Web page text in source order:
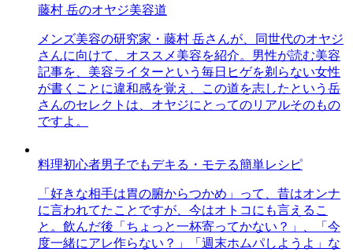
藤村 岳のオヤジ美容道
メンズ美容の研究家・藤村 岳さんが、同世代のオヤジ
さんに向けて、オススメ美容を紹介。男性が読む美容
記事を、美容ライターという毎日ヒゲを剃らない女性
が書くことに違和感を覚え、この道を志したという岳
さんのセレクトは、オヤジにとってのリアルそのもの
ですよ。
料理初心者男子でもデキる・モテる簡単レシピ
「好きな相手は胃の腑からつかめ」って、昔はオンナ
に言われてたことですが、今はオトコにも言えるこ
と。飲んだ後「ちょっと一杯寄ってかない？」、「今
度一緒にアレ作らない？」「週末ホムパしようよ」な